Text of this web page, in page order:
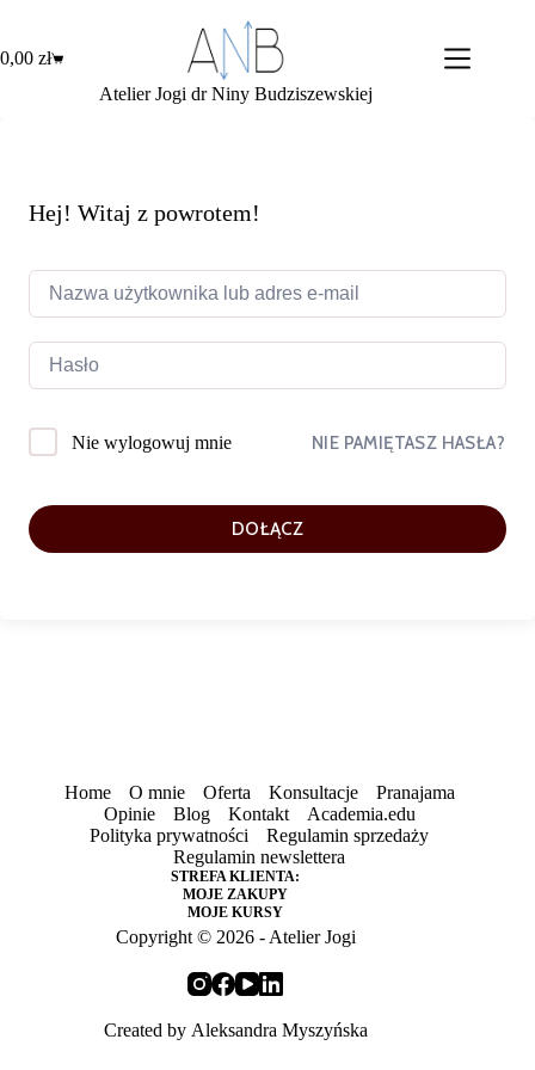
treści
Koszyk
0,00 zł
Atelier Jogi dr Niny Budziszewskiej
Hej! Witaj z powrotem!
Nie wylogowuj mnie NIE PAMIĘTASZ HASŁA?
DOŁĄCZ
Home O mnie Oferta Konsultacje
Pranajama
Opinie
Blog Kontakt
Academia.edu
Polityka prywatności
Regulamin sprzedaży
Regulamin newslettera
STREFA KLIENTA:
MOJE ZAKUPY
MOJE KURSY
Copyright © 2026 - Atelier Jogi
Created by Aleksandra Myszyńska